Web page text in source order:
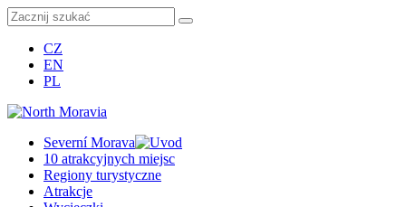
CZ
EN
PL
Severní Morava
10 atrakcyjnych miejsc
Regiony turystyczne
Atrakcje